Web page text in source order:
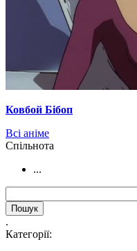
Ковбой Бібоп
Всі аніме
Cпільнота
...
.
Категорії: